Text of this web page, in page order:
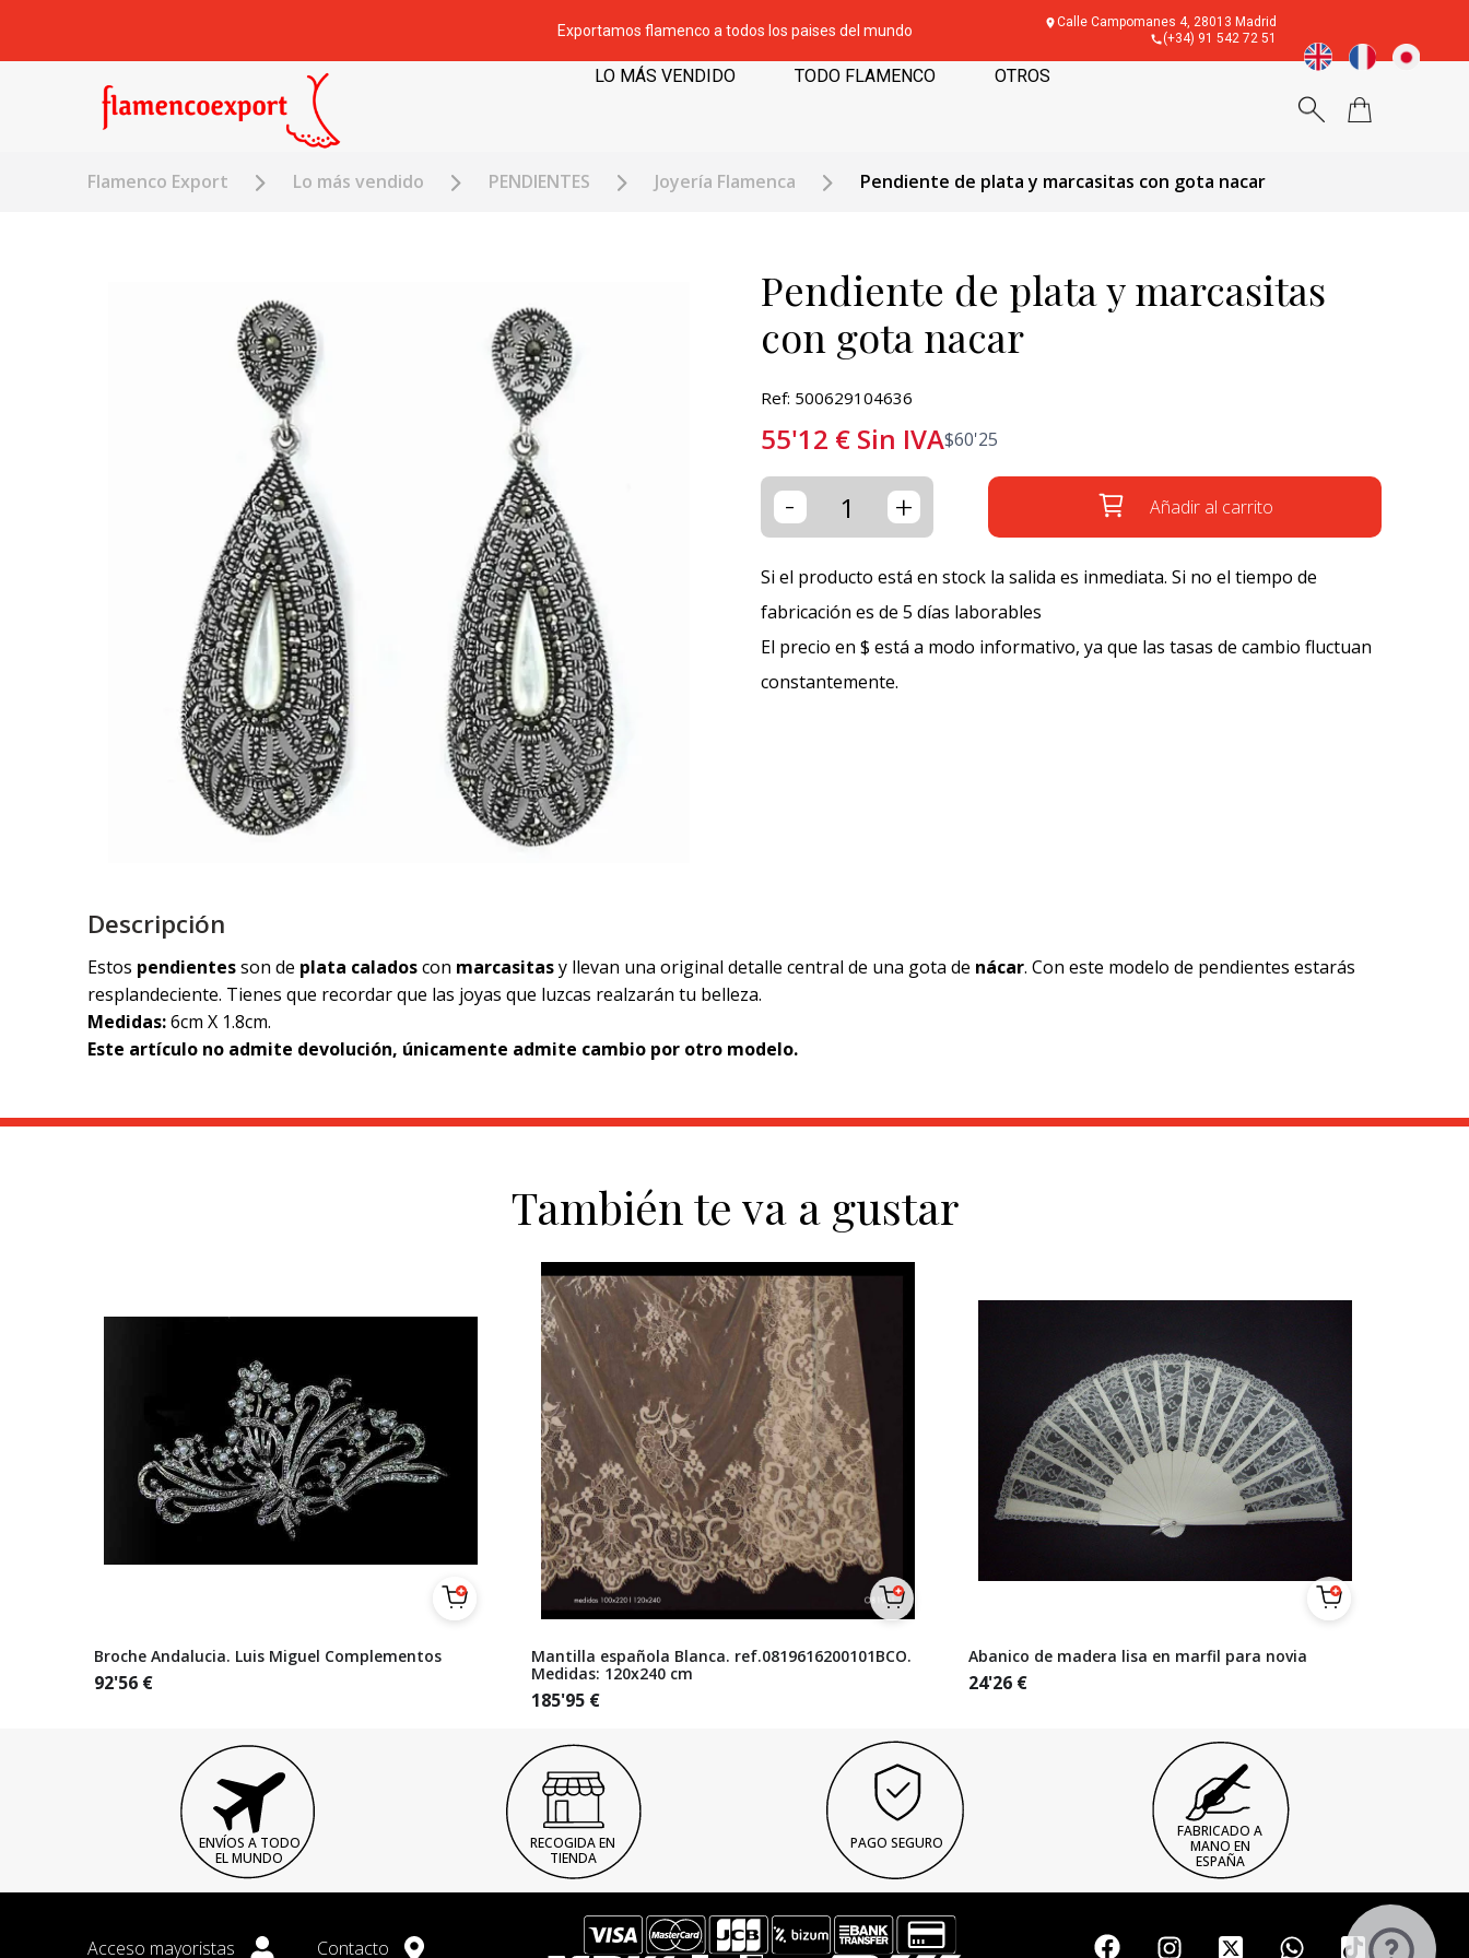
Exportamos flamenco a todos los paises del mundo
Calle Campomanes 4, 28013 Madrid
(+34) 91 542 72 51
LO MÁS VENDIDO TODO FLAMENCO OTROS
Flamenco Export Lo más vendido PENDIENTES Joyería Flamenca Pendiente de plata y marcasitas con gota nacar
Pendiente de plata y marcasitas
con gota nacar
Ref: 500629104636
55'12 € Sin IVA$60'25
- + Añadir al carrito
Si el producto está en stock la salida es inmediata. Si no el tiempo de
fabricación es de 5 días laborables
El precio en $ está a modo informativo, ya que las tasas de cambio fluctuan
constantemente.
Descripción
Estos pendientesson de plata caladoscon marcasitasy llevan una original detalle central de una gota de nácar. Con este modelo de pendientes estarás
resplandeciente. Tienes que recordar que las joyas que luzcas realzarán tu belleza.
Medidas:6cm X 1.8cm.
Este artículo no admite devolución, únicamente admite cambio por otro modelo.
También te va a gustar
Broche Andalucia. Luis Miguel Complementos
92'56 €
Mantilla española Blanca. ref.0819616200101BCO.
Medidas: 120x240 cm
185'95 €
Abanico de madera lisa en marfil para novia
24'26 €
ENVÍOS A TODO
EL MUNDO
RECOGIDA EN
TIENDA
PAGO SEGURO
FABRICADO A
MANO EN
ESPAÑA
Acceso mayoristas Contacto